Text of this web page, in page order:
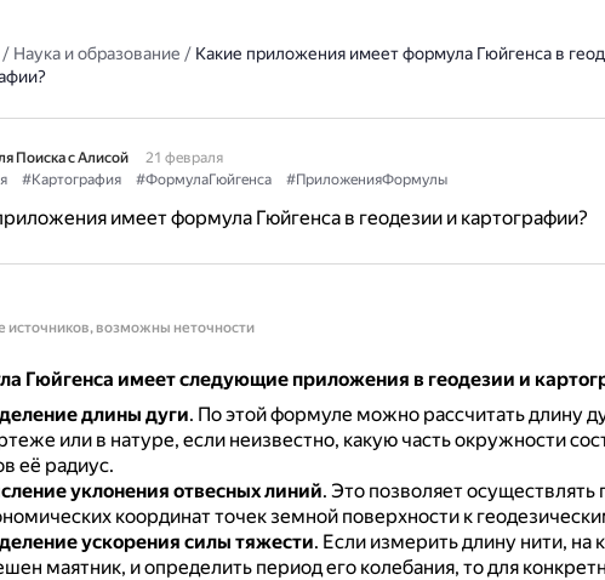
Наука и образование / Какие приложения имеет формула Гюйгенса в
Поиска с Алисой
21 февраля
#Картография #ФормулаГюйгенса #ПриложенияФормулы
имеет формула Гюйгенса в геодезии и картографии?
источников, возможны неточности
Гюйгенса имеет следующие приложения в геодезии и
длины дуги. По этой формуле можно рассчитать длину
или в натуре, если неизвестно, какую часть окружности
её радиус.
уклонения отвесных линий. Это позволяет осуществлять
координат точек земной поверхности к
ускорения силы тяжести. Если измерить длину нити, на
маятник, и определить период его колебания, то для